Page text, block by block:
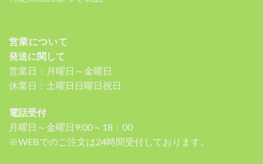
営業について
発送に関して
営業日：月曜日～金曜日
休業日：土曜日日曜日祝日
電話受付
月曜日～金曜日9:00～18：00
※WEBでのご注文は24時間受付しております。